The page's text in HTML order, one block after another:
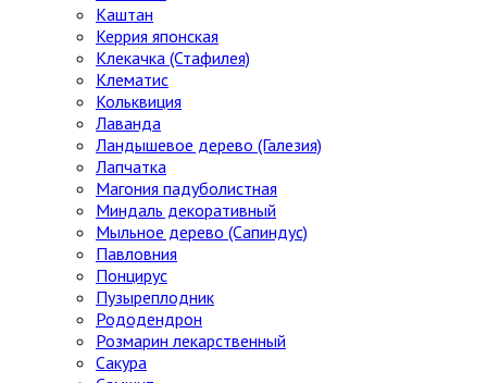
Каштан
Керрия японская
Клекачка (Стафилея)
Клематис
Кольквиция
Лаванда
Ландышевое дерево (Галезия)
Лапчатка
Магония падуболистная
Миндаль декоративный
Мыльное дерево (Сапиндус)
Павловния
Понцирус
Пузыреплодник
Рододендрон
Розмарин лекарственный
Сакура